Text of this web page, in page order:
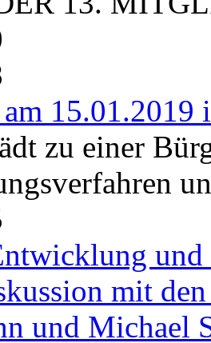
15.01.2019
zu einer
und
mit
und Michael